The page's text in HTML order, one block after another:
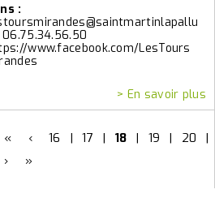
:
www.facebook.com/LesTours
> En savoir plus
« ‹ 16 | 17 | 18 | 19 | 20
|
›
»